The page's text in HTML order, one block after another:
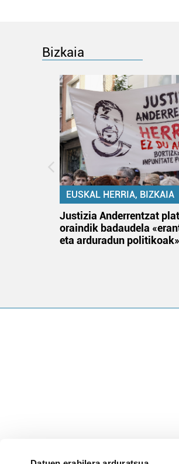
Bizkaia
EUSKAL HERRIA, BIZKAIA
Justizia Anderrentzat
oraindik badaudela
eta arduradun politikoak»